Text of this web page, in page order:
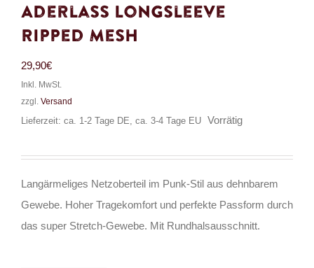
Aderlass Longsleeve
Ripped Mesh
29,90€
Inkl. MwSt.
zzgl. Versand
Lieferzeit: ca. 1-2 Tage DE, ca. 3-4 Tage EU
Vorrätig
Langärmeliges Netzoberteil im Punk-Stil aus dehnbarem
Gewebe. Hoher Tragekomfort und perfekte Passform durch
das super Stretch-Gewebe. Mit Rundhalsausschnitt.